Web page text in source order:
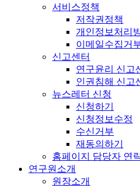
서비스정책
저작권정책
개인정보처리
이메일수집거
신고센터
연구윤리 신고
인권침해 신고
뉴스레터 신청
신청하기
신청정보수정
수신거부
재동의하기
홈페이지 담당자 연
연구원소개
원장소개